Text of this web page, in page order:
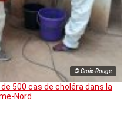
© Croix-Rouge
500 cas de choléra dans la
Nord